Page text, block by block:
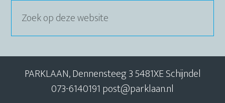
deze
website
PARKLAAN, Dennensteeg 3 5481XE Schijndel
073-6140191 post@parklaan.nl